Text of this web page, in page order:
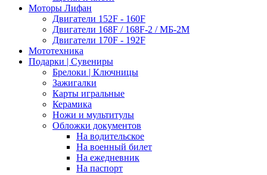
Моторы Лифан
Двигатели 152F - 160F
Двигатели 168F / 168F-2 / МБ-2М
Двигатели 170F - 192F
Мототехника
Подарки | Сувениры
Брелоки | Ключницы
Зажигалки
Карты игральные
Керамика
Ножи и мультитулы
Обложки документов
На водительское
На военный билет
На ежедневник
На паспорт